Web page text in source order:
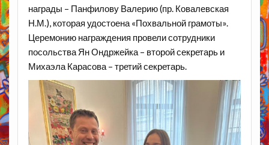
награды – Панфилову Валерию (пр. Ковалевская
Н.М.), которая удостоена «Похвальной грамоты».
Церемонию награждения провели сотрудники
посольства Ян Ондржейка – второй секретарь и
Михаэла Карасова – третий секретарь.